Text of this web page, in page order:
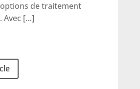
de traitement
Avec […]